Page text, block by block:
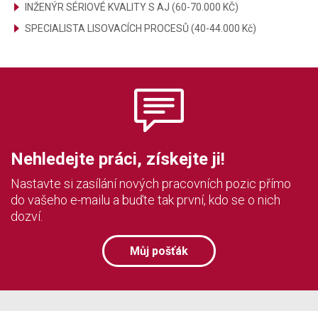
INŽENÝR SÉRIOVÉ KVALITY S AJ (60-70.000 KČ)
SPECIALISTA LISOVACÍCH PROCESŮ (40-44.000 Kč)
Nehledejte práci, získejte ji!
Nastavte si zasílání nových pracovních pozic přímo
do vašeho e-mailu a buďte tak první, kdo se o nich
dozví.
Můj pošťák